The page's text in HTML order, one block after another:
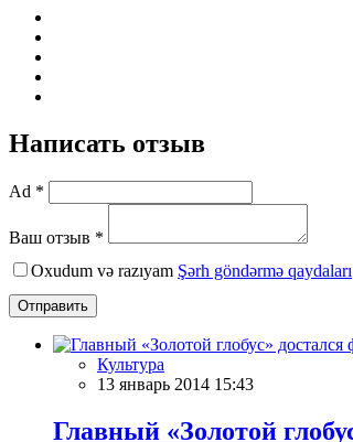
Написать отзыв
Ad *
Ваш отзыв *
Oxudum və razıyam Şərh göndərmə qaydaları
Отправить
Культура
13 январь 2014 15:43
Главный «Золотой